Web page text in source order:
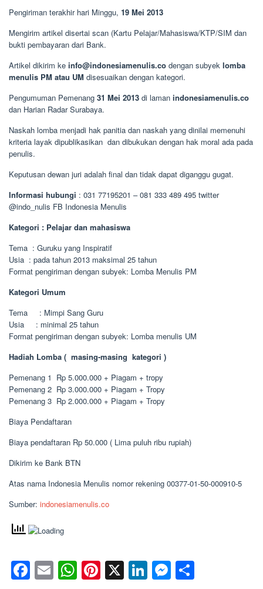
Pengiriman terakhir hari Minggu, 19 Mei 2013
Mengirim artikel disertai scan (Kartu Pelajar/Mahasiswa/KTP/SIM dan
bukti pembayaran dari Bank.
Artikel dikirim ke info@indonesiamenulis.co dengan subyek lomba
menulis PM atau UM disesuaikan dengan kategori.
Pengumuman Pemenang 31 Mei 2013 di laman indonesiamenulis.co
dan Harian Radar Surabaya.
Naskah lomba menjadi hak panitia dan naskah yang dinilai memenuhi
kriteria layak dipublikasikan dan dibukukan dengan hak moral ada pada
penulis.
Keputusan dewan juri adalah final dan tidak dapat diganggu gugat.
Informasi hubungi : 031 77195201 – 081 333 489 495 twitter
@indo_nulis FB Indonesia Menulis
Kategori : Pelajar dan mahasiswa
Tema : Guruku yang Inspiratif
Usia : pada tahun 2013 maksimal 25 tahun
Format pengiriman dengan subyek: Lomba Menulis PM
Kategori Umum
Tema : Mimpi Sang Guru
Usia : minimal 25 tahun
Format pengiriman dengan subyek: Lomba menulis UM
Hadiah Lomba ( masing-masing kategori )
Pemenang 1 Rp 5.000.000 + Piagam + tropy
Pemenang 2 Rp 3.000.000 + Piagam + Tropy
Pemenang 3 Rp 2.000.000 + Piagam + Tropy
Biaya Pendaftaran
Biaya pendaftaran Rp 50.000 ( Lima puluh ribu rupiah)
Dikirim ke Bank BTN
Atas nama Indonesia Menulis nomor rekening 00377-01-50-000910-5
Sumber: indonesiamenulis.co
Facebook
EmailWhatsApp
Pinterest
X LinkedIn